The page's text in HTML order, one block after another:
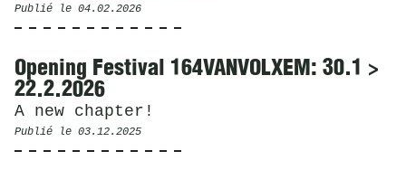
Publié le 04.02.2026
Opening Festival 164VANVOLXEM: 30.1 >
22.2.2026
A new chapter!
Publié le 03.12.2025